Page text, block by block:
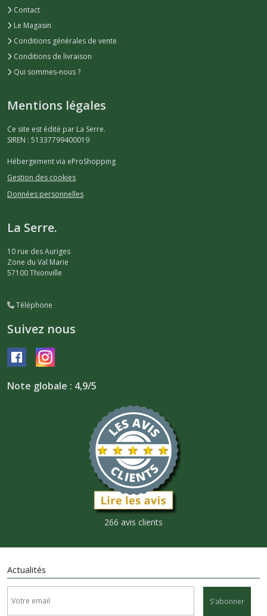
Contact
Le Magasin
Conditions générales de vente
Conditions de livraison
Qui sommes-nous ?
Mentions légales
Ce site est édité par La Serre.
SIREN : 51337799400019
Hébergement via eProShopping
Gestion des cookies
Données personnelles
La Serre.
10 rue des Auriges
Zone du Val Marie
57100Thionville
Téléphone
Suivez nous
Note globale : 4,9/5
266 avis clients
Actualités
S'abonner